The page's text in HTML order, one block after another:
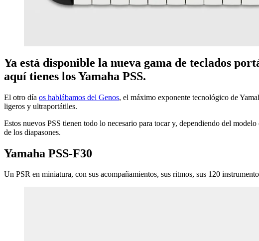
Ya está disponible la nueva gama de teclados
aquí tienes los Yamaha PSS.
El otro día os hablábamos del Genos, el máximo exponente tecnológico de
ligeros y ultraportátiles.
Estos nuevos PSS tienen todo lo necesario para tocar y, dependiendo del
de los diapasones.
Yamaha PSS-F30
Un PSR en miniatura, con sus acompañamientos, sus ritmos, sus 120